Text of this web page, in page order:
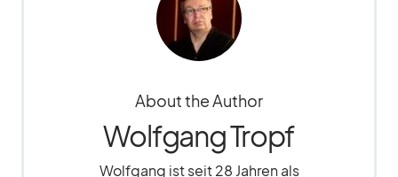
About the Author
Wolfgang Tropf
Wolfgang ist seit 28 Jahren als